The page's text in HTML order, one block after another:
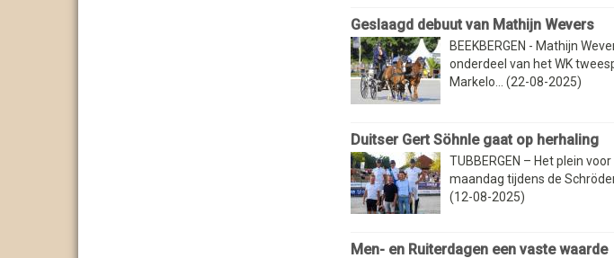
Geslaagd debuut van Mathijn Wevers
BEEKBERGEN - Mathijn
onderdeel van het WK
Markelo... (22-08-2025)
Duitser Gert Söhnle gaat op herhaling
TUBBERGEN – Het plein
maandag tijdens de
(12-08-2025)
Men- en Ruiterdagen een vaste waarde